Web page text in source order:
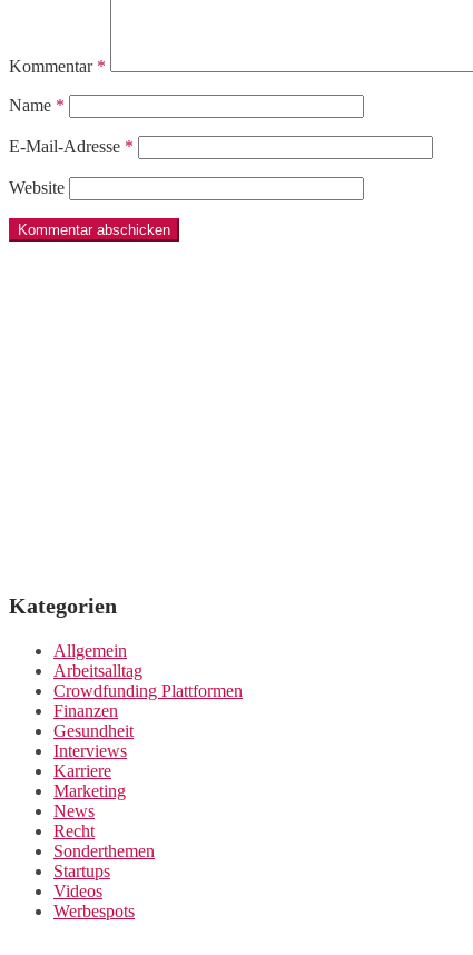
Kommentar *
Name *
E-Mail-Adresse *
Website
Kategorien
Allgemein
Arbeitsalltag
Crowdfunding Plattformen
Finanzen
Gesundheit
Interviews
Karriere
Marketing
News
Recht
Sonderthemen
Startups
Videos
Werbespots